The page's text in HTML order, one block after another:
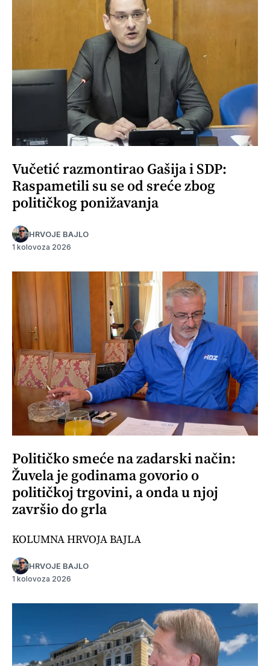
Vučetić razmontirao Gašija i SDP:
Raspametili su se od sreće zbog
političkog ponižavanja
HRVOJE BAJLO
1 kolovoza 2026
Političko smeće na zadarski način:
Žuvela je godinama govorio o
političkoj trgovini, a onda u njoj
završio do grla
KOLUMNA HRVOJA BAJLA
HRVOJE BAJLO
1 kolovoza 2026